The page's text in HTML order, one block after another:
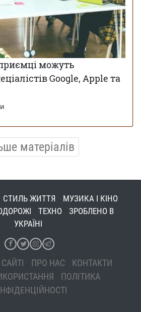
можуть
Google, Apple та
матеріалів
СТИЛЬ ЖИТТЯ
МУЗИКА І КІНО
ТЕХНО
ЗРОБЛЕНО В
УКРАЇНІ
ПРО НАС
КОНТАКТИ
ПОЛІТИКА